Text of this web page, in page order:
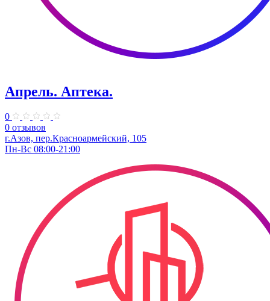
Апрель. ​Аптека.
0
0 отзывов
г.Азов, пер.​Красноармейский, 105
Пн-Вс 08:00-21:00